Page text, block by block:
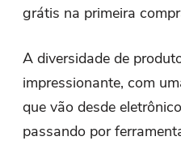
grátis na primeira
A diversidade de
impressionante, com
que vão desde
passando por